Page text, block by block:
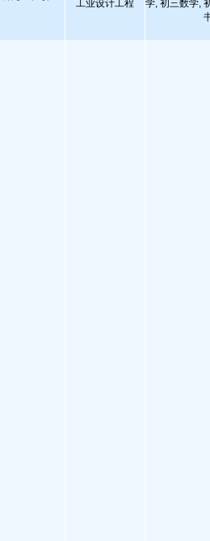
工业设计工程
学, 初三数学,